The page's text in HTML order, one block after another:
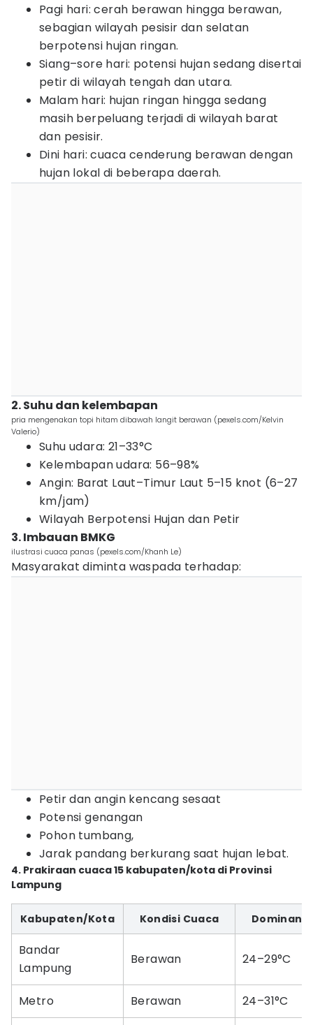
Pagi hari: cerah berawan hingga berawan,
sebagian wilayah pesisir dan selatan
berpotensi hujan ringan.
Siang–sore hari: potensi hujan sedang disertai
petir di wilayah tengah dan utara.
Malam hari: hujan ringan hingga sedang
masih berpeluang terjadi di wilayah barat
dan pesisir.
Dini hari: cuaca cenderung berawan dengan
hujan lokal di beberapa daerah.
2. Suhu dan kelembapan
pria mengenakan topi hitam dibawah langit berawan (pexels.com/Kelvin
Valerio)
Suhu udara: 21–33°C
Kelembapan udara: 56–98%
Angin: Barat Laut–Timur Laut 5–15 knot (6–27
km/jam)
Wilayah Berpotensi Hujan dan Petir
3. Imbauan BMKG
ilustrasi cuaca panas (pexels.com/Khanh Le)
Masyarakat diminta waspada terhadap:
Petir dan angin kencang sesaat
Potensi genangan
Pohon tumbang,
Jarak pandang berkurang saat hujan lebat.
4. Prakiraan cuaca 15 kabupaten/kota di Provinsi
Lampung
Kabupaten/Kota Kondisi Cuaca
Bandar
Lampung
Berawan 24–29°C
Metro Berawan 24–31°C